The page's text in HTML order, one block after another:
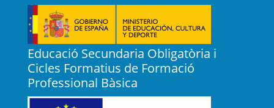
Educació Secundaria Obligatòria i
Cicles Formatius de Formació
Professional Bàsica